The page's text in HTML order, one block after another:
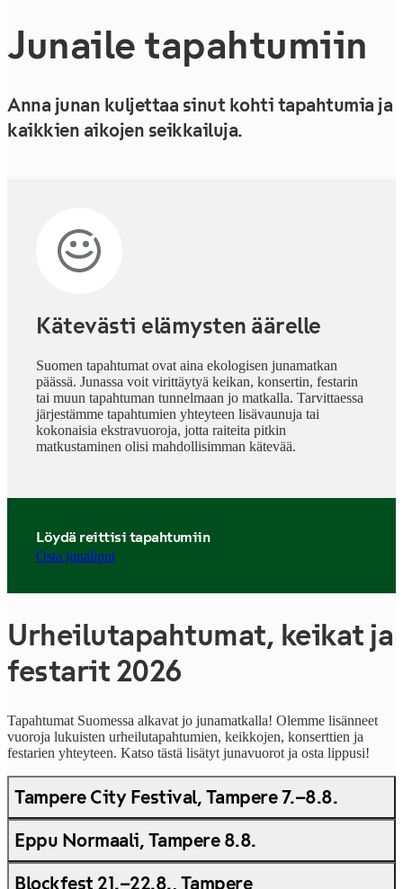
Junaile tapahtumiin
Anna junan kuljettaa sinut kohti tapahtumia ja
kaikkien aikojen seikkailuja.
Kätevästi elämysten äärelle
Suomen tapahtumat ovat aina ekologisen junamatkan
päässä. Junassa voit virittäytyä keikan, konsertin, festarin
tai muun tapahtuman tunnelmaan jo matkalla. Tarvittaessa
järjestämme tapahtumien yhteyteen lisävaunuja tai
kokonaisia ekstravuoroja, jotta raiteita pitkin
matkustaminen olisi mahdollisimman kätevää.
Löydä reittisi tapahtumiin
Osta junaliput
Urheilutapahtumat, keikat ja
festarit 2026
Tapahtumat Suomessa alkavat jo junamatkalla! Olemme lisänneet
vuoroja lukuisten urheilutapahtumien, keikkojen, konserttien ja
festarien yhteyteen. Katso tästä lisätyt junavuorot ja osta lippusi!
Tampere City Festival, Tampere 7.–8.8.
Eppu Normaali, Tampere 8.8.
Blockfest 21.–22.8., Tampere